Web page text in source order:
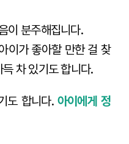
이 분주해집니다.
이가 좋아할 만한 걸 찾
차 있기도 합니다.
도 합니다. 아이에게 정